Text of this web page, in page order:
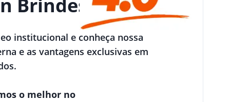
Brindes
institucional e conheça nossa
e as vantagens exclusivas em
o melhor no